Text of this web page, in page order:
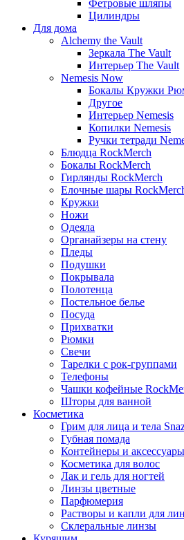
Фетровые шляпы
Цилиндры
Для дома
Alchemy the Vault
Зеркала The Vault
Интерьер The Vault
Nemesis Now
Бокалы Кружки
Другое
Интерьер Nemesis
Копилки Nemesis
Ручки тетради
Блюдца RockMerch
Бокалы RockMerch
Гирлянды RockMerch
Елочные шары
Кружки
Ножи
Одеяла
Органайзеры на стену
Пледы
Подушки
Покрывала
Полотенца
Постельное белье
Посуда
Прихватки
Рюмки
Свечи
Тарелки с рок-группами
Телефоны
Чашки кофейные
Шторы для ванной
Косметика
Грим для лица и тела
Губная помада
Контейнеры и
Косметика для волос
Лак и гель для ногтей
Линзы цветные
Парфюмерия
Растворы и капли для
Склеральные линзы